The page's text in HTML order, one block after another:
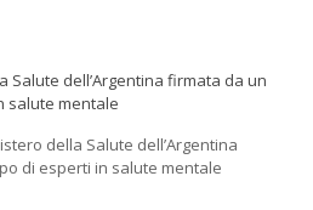
Salute dell’Argentina firmata da un
salute mentale
della Salute dell’Argentina
di esperti in salute mentale